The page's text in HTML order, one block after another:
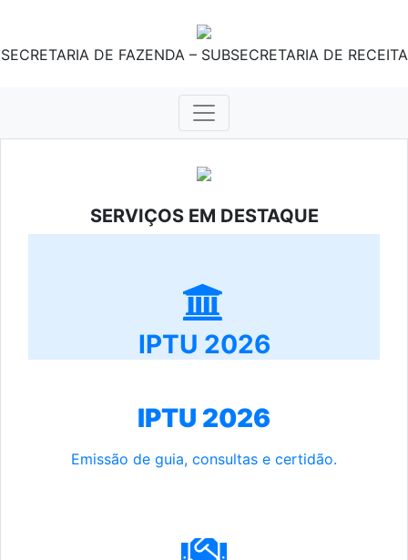
SECRETARIA DE FAZENDA – SUBSECRETARIA DE RECEITA
SERVIÇOS EM DESTAQUE
IPTU 2026
IPTU 2026
Emissão de guia, consultas e certidão.